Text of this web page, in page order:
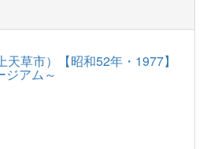
草市）【昭和52年・1977】
ジアム～